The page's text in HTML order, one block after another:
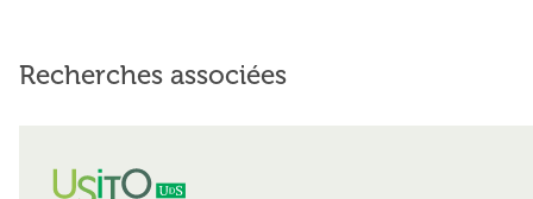
Recherches associées